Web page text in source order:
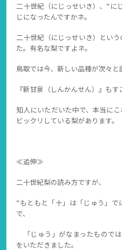
二十世紀（にじっせいき）、“に
じになったんですかネ。
二十世紀（にじっせいき）とい
た。有名な梨ですよネ。
鳥取では今、新しい品種が次々と
『新甘泉（しんかんせん）』もす
知人にいただいた中で、本当にこ
ビックリしている梨があります。
≪追伸≫
二十世紀梨の読み方ですが、
“もともと「十」は「じゅう」で
で、
「じゅう」がなまったもので
をいただきました。